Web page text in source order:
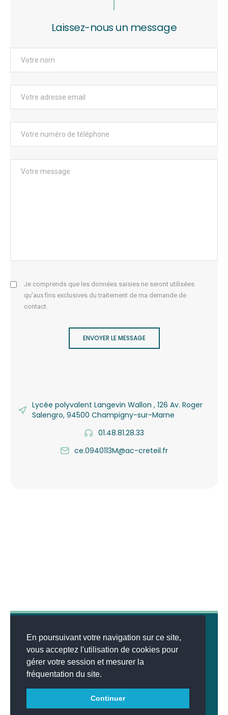
En poursuivant votre navigation sur ce site,
vous acceptez l'utilisation de cookies pour
gérer votre session et mesurer la
fréquentation du site.
Continuer
Laissez-nous un message
Je comprends que les données saisies ne seront utilisées
qu'aux fins exclusives du traitement de ma demande de
contact.
ENVOYER LE MESSAGE
Lycée polyvalent Langevin Wallon , 126 Av. Roger
Salengro, 94500 Champigny-sur-Marne
01.48.81.28.33
ce.0940113M@ac-creteil.fr
© 2026
INNOVATIONS™